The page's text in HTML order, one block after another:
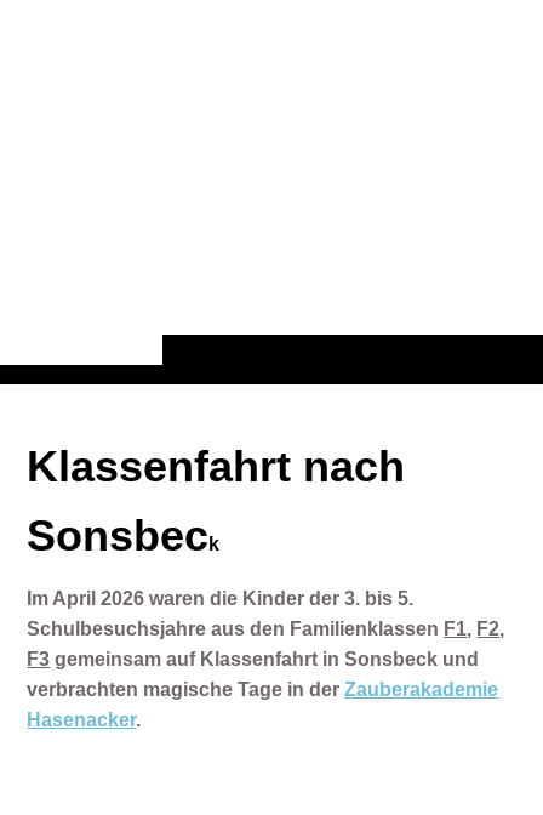
Klassenfahrt nach
Sonsbec k
Im April 2026 waren die Kinder der 3. bis 5.
Schulbesuchsjahre aus den Familienklassen F1, F2,
F3 gemeinsam auf Klassenfahrt in Sonsbeck und
verbrachten magische Tage in derZauberakademie
Hasenacker.